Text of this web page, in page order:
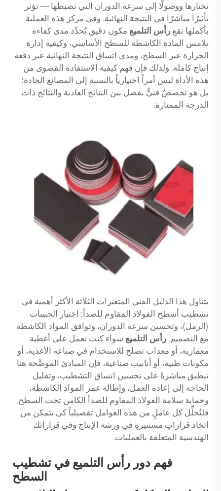
تختارها ووصولًا إلى سرعة الدوران التي تضبطها — تؤثر
تأثيرًا مباشرًا في النتيجة النهائية. وفي مركز هذه العملية
بأكملها تقع رأس التلميع مكون دقيق يُحدِّد مدى كفاءة
تلامس المادة الكاشطة للسطح الأساسي، وكيفية إدارة
الحرارة عبر السطح، ومدى اتساق النتيجة النهائية عبر دفعة
إنتاج كاملة. ولذلك فإن فهم كيفية الاستفادة القصوى من
هذه الأداة ليس أمراً اختيارياً بالنسبة إلى المصانع الجادة؛
بل هو تخصصٌ فنيٌّ يفصل بين النتائج العادية والنتائج ذات
الدرجة الممتازة.
يتناول هذا الدليل الفني المتغيرات الثلاثة الأكثر أهمية في
تشطيب أسطح الفولاذ المقاوم للصدأ: اختيار الحبيبات
(الرمل)، وتحسين سرعة الدوران، وتوافق المواد الكاشطة
مع التصميم. رأس التلميع سواء كنت تعمل على أغطية
معمارية، أو معدات تصلح للاستخدام في صناعة الأغذية، أو
مكونات طبية، أو أنابيب صناعية، فإن المبادئ الموضَّحة هنا
تنطبق مباشرةً على تحسين اتساق التشطيب، وتقليل
الحاجة إلى إعادة العمل، وإطالة عمر المواد الكاشطة،
وحماية سلامة الفولاذ المقاوم للصدأ الكامن تحت السطح.
فلنُحلِّل كل عاملٍ من هذه العوامل تفصيلياً كي تتمكن من
اتخاذ قراراتٍ مستنيرةٍ في ورشة الإنتاج وفي قراراتك
الهندسية المتعلقة بالعمليات.
فهم دور رأس التلميع في تشطيب
السطح